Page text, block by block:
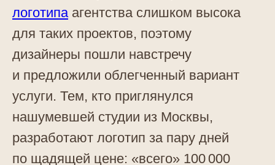
логотипаагентства слишком высока
для таких проектов, поэтому
дизайнеры пошли навстречу
и предложили облегченный вариант
услуги. Тем, кто приглянулся
нашумевшей студии из Москвы,
разработают логотип за пару дней
по щадящей цене: «всего» 100 000